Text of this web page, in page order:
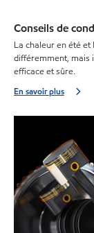
Conseils de
La chaleur en été
différemment, mais
efficace et sûre.
En savoir plus